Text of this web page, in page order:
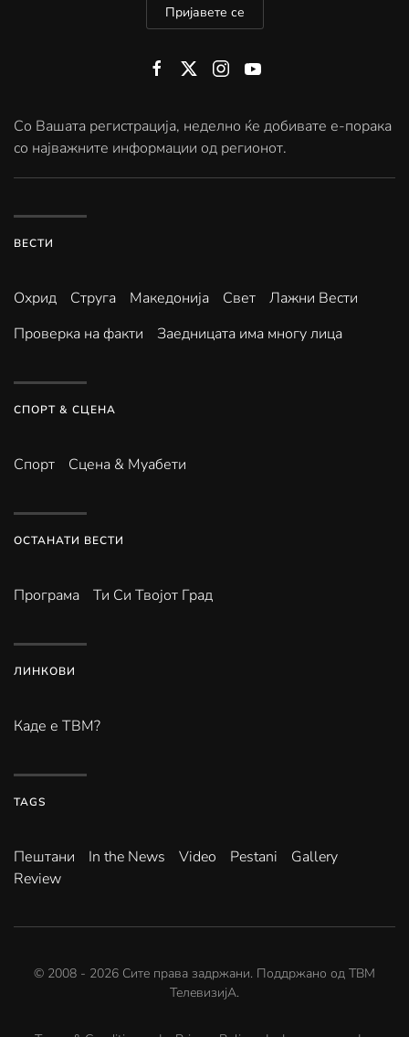
Пријавете се
Со Вашата регистрација, неделно ќе добивате е-порака
со најважните информации од регионот.
ВЕСТИ
Охрид Струга Македонија Свет
Лажни Вести
Проверка на факти
Заедницата има многу лица
СПОРТ & СЦЕНА
Спорт Сцена & Муабети
ОСТАНАТИ ВЕСТИ
Програма Ти Си Твојот Град
ЛИНКОВИ
Каде е ТВМ?
TAGS
Пештани In the News Video Pestani
Gallery
Review
© 2008 - 2026 Сите права задржани. Поддржано од ТВМ
ТелевизијА.